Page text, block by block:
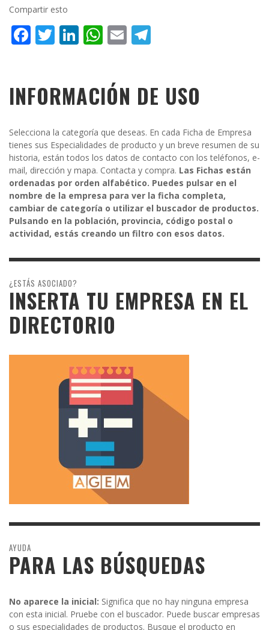
Compartir esto
Facebook
Twitter
LinkedIn
WhatsApp
Email
INFORMACIÓN DE USO
Selecciona la categoría que deseas. En cada Ficha de Empresa
tienes sus Especialidades de producto y un breve resumen de su
historia, están todos los datos de contacto con los teléfonos, e-
mail, dirección y mapa. Contacta y compra. Las Fichas están
ordenadas por orden alfabético. Puedes pulsar en el
nombre de la empresa para ver la ficha completa,
cambiar de categoría o utilizar el buscador de productos.
Pulsando en la población, provincia, código postal o
actividad, estás creando un filtro con esos datos.
¿ESTÁS ASOCIADO?
INSERTA TU EMPRESA EN EL
DIRECTORIO
AYUDA
PARA LAS BÚSQUEDAS
No aparece la inicial: Significa que no hay ninguna empresa
con esta inicial. Pruebe con el buscador. Puede buscar empresas
o sus especialidades de productos. Busque el producto en